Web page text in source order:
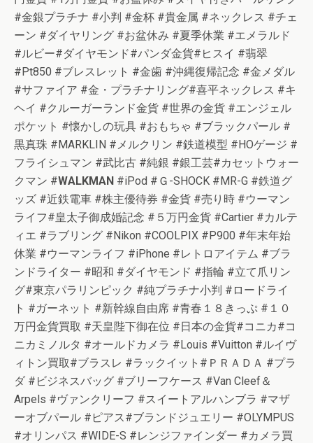
#金銀プラチナ #小判 #金杯 #貴金属 #ネックレス #チェ
ーン #ダイヤリング #お盆休み #夏季休業 #エメラルド
#ルビー#ダイヤモンド#パンダ金貨#ヒスイ #翡翠
#Pt850 #ブレスレット #金歯 #沖縄復帰記念 #金メダル
#サファイア #金・プラチナリング#喜平ネックレス #キ
ヘイ #クルーガーランド金貨 #世界の金貨 #エンジェル
ポケット #懐かしの玩具 #おもちゃ #ブラックパール #
黒真珠 #MARKLIN #メルクリン #鉄道模型 #HOゲージ #
フライシュマン #武比古 #純銀 #銀工芸#カセットウォー
クマン #WALKMAN #iPod #Ｇ-SHOCK #MR-G #鉄道グ
ッズ #近鉄電車 #株主優待券 #金貨 #売り時 #ウーマン
ライフ#皇太子御成婚記念 #５万円金貨 #Cartier #カルテ
ィエ #ラブリング #Nikon #COOLPIX #P900 #年末年始
休業 #ウーマンライフ #iPhone #レトロアイテム #ブラ
ンドライター #昭和 #ダイヤモンド #指輪 #立て爪リン
グ#東京パラリンピック #純プラチナ小判 #ロードライ
ト #ガーネット #新幹線自由席 #青春１８きっぷ #１０
万円金貨買取 #天皇陛下御在位 #日本の金貨#コニカ#コ
ニカミノルタ #オールドカメラ #Louis #Vuitton #ルイヴ
ィトン買取#ブラスレ #ラックイット#ＰＲＡＤＡ #プラ
ダ #ビジネスバッグ #ブリーフケース #Van Cleef＆
Arpels #ヴァンクリーフ #スイートアルハンブラ #マザ
ーオブパール #ピアス#ブランドジュエリー #OLYMPUS
#オリンパス #WIDE-S #レンジファインダー #カメラ買